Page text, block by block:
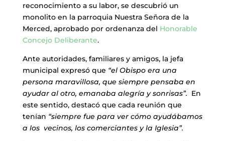
reconocimiento a su labor, se descubrió un
monolito en la parroquia Nuestra Señora de la
Merced, aprobado por ordenanza del Honorable
Concejo Deliberante.
Ante autoridades, familiares y amigos, la jefa
municipal expresó que “el Obispo era una
persona maravillosa, que siempre pensaba en
ayudar al otro, emanaba alegría y sonrisas”. En
este sentido, destacó que cada reunión que
tenían “siempre fue para ver cómo ayudábamos
a los vecinos, los comerciantes y la Iglesia”.